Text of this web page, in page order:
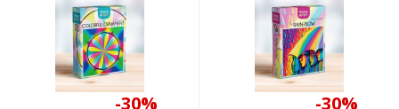
-30% -30%